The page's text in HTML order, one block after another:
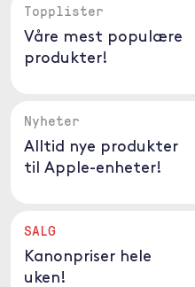
Topplister
Våre mest populære
produkter!
Nyheter
Alltid nye produkter
til Apple-enheter!
SALG
Kanonpriser hele
uken!